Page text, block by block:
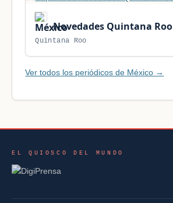
Novedades Quintana Roo
Quintana Roo
Ver todos los periódicos de México →
EL QUIOSCO DEL MUNDO